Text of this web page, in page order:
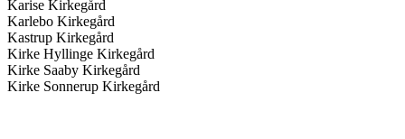
Karise Kirkegård
Karlebo Kirkegård
Kastrup Kirkegård
Kirke Hyllinge Kirkegård
Kirke Saaby Kirkegård
Kirke Sonnerup Kirkegård